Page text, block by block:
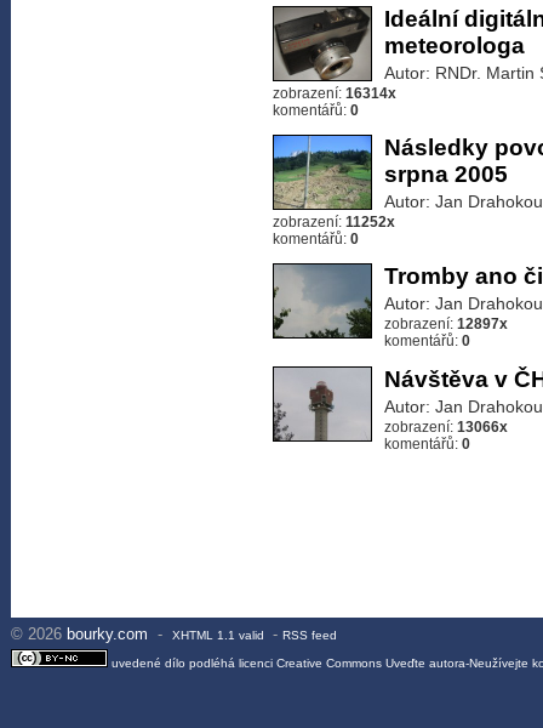
Ideální
meteorologa
Autor: RNDr. Martin
zobrazení: 16314x
komentářů: 0
Následky
srpna 2005
Autor: Jan
zobrazení: 11252x
komentářů: 0
Tromby ano
Autor: Jan
zobrazení: 12897x
komentářů: 0
Návštěva v
Autor: Jan
zobrazení: 13066x
komentářů: 0
© 2026 bourky.com - XHTML 1.1 valid - RSS feed
uvedené dílo podléhá licenci Creative Commons Uveďte autora-Neužívejte